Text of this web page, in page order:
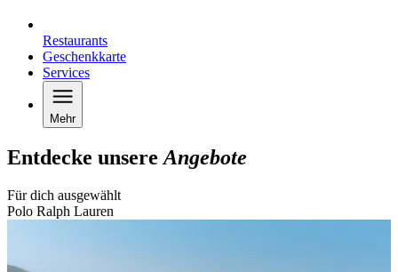
Restaurants
Geschenkkarte
Services
Mehr
Entdecke unsereAngebote
Für dich ausgewählt
Polo Ralph Lauren